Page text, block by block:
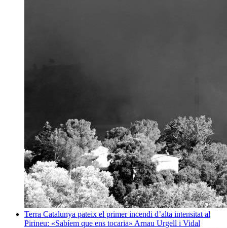
Terra Catalunya pateix el primer incendi d’alta intensitat al
Pirineu: «Sabíem que ens tocaria» Arnau Urgell i Vidal